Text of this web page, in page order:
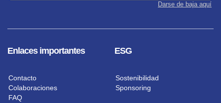
Enlaces importantes
Contacto
Colaboraciones
FAQ
ESG
Sostenibilidad
Sponsoring
Darse de baja aquí